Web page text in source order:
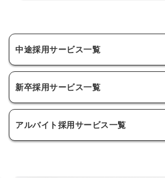
中途採用サービス一覧
新卒採用サービス一覧
アルバイト採用サービス一覧